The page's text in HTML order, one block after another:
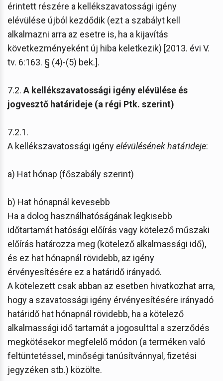
érintett részére a kellékszavatossági igény
elévülése újból kezdődik (ezt a szabályt kell
alkalmazni arra az esetre is, ha a kijavítás
következményeként új hiba keletkezik) [2013. évi V.
tv. 6:163. § (4)-(5) bek.].
7.2. A kellékszavatossági igény elévülése és
jogvesztő határideje (a régi Ptk. szerint)
7.2.1.
A kellékszavatossági igényelévülésének határideje:
a) Hat hónap (főszabály szerint)
b) Hat hónapnál kevesebb
Ha a dolog használhatóságának legkisebb
időtartamát hatósági előírás vagy kötelező műszaki
előírás határozza meg (kötelező alkalmassági idő),
és ez hat hónapnál rövidebb, az igény
érvényesítésére ez a határidő irányadó.
A kötelezett csak abban az esetben hivatkozhat arra,
hogy a szavatossági igény érvényesítésére irányadó
határidő hat hónapnál rövidebb, ha a kötelező
alkalmassági idő tartamát a jogosulttal a szerződés
megkötésekor megfelelő módon (a terméken való
feltüntetéssel, minőségi tanúsítvánnyal, fizetési
jegyzéken stb.) közölte.